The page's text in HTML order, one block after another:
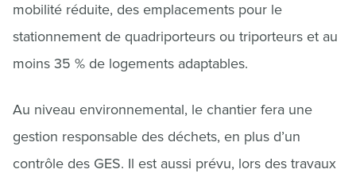
mobilité réduite, des emplacements pour le
stationnement de quadriporteurs ou triporteurs et au
moins 35 % de logements adaptables.
Au niveau environnemental, le chantier fera une
gestion responsable des déchets, en plus d’un
contrôle des GES. Il est aussi prévu, lors des travaux